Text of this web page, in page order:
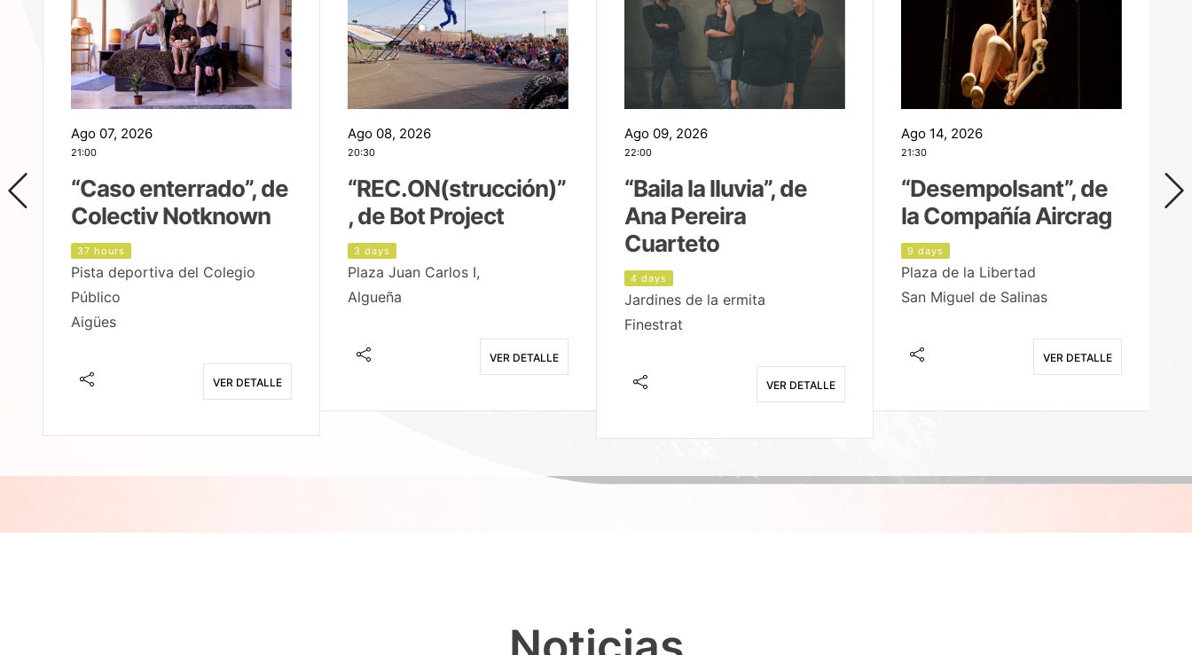
Ago 07, 2026
21:00
“Caso enterrado”, de
Colectiv Notknown
37 hours
Pista deportiva del Colegio
Público
Aigües
VER DETALLE
Ago 08, 2026
20:30
“REC.ON(strucción)”
, de Bot Project
3 days
Plaza Juan Carlos I,
Algueña
VER DETALLE
Ago 09, 2026
22:00
“Baila la lluvia”, de
Ana Pereira
Cuarteto
4 days
Jardines de la ermita
Finestrat
VER DETALLE
Ago 14, 2026
21:30
“Desempolsant”, de
la Compañía Aircrag
9 days
Plaza de la Libertad
San Miguel de Salinas
VER DETALLE